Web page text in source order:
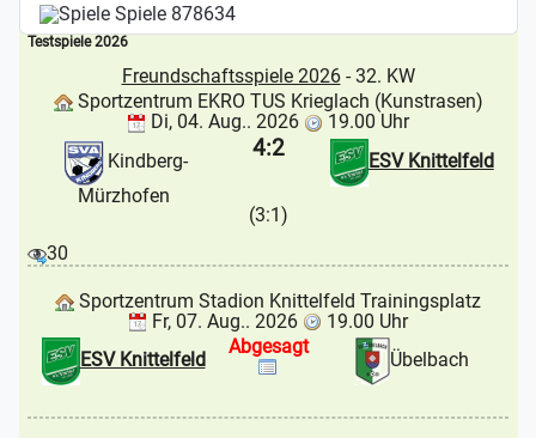
Spiele 878634
Testspiele 2026
Freundschaftsspiele 2026- 32. KW
Sportzentrum EKRO TUS Krieglach (Kunstrasen)
Di, 04. Aug.. 2026
19.00 Uhr
Kindberg-
Mürzhofen
ESV Knittelfeld
4:2
(3:1)
30
Sportzentrum Stadion Knittelfeld Trainingsplatz
Fr, 07. Aug.. 2026
19.00 Uhr
ESV Knittelfeld
Übelbach
Abgesagt